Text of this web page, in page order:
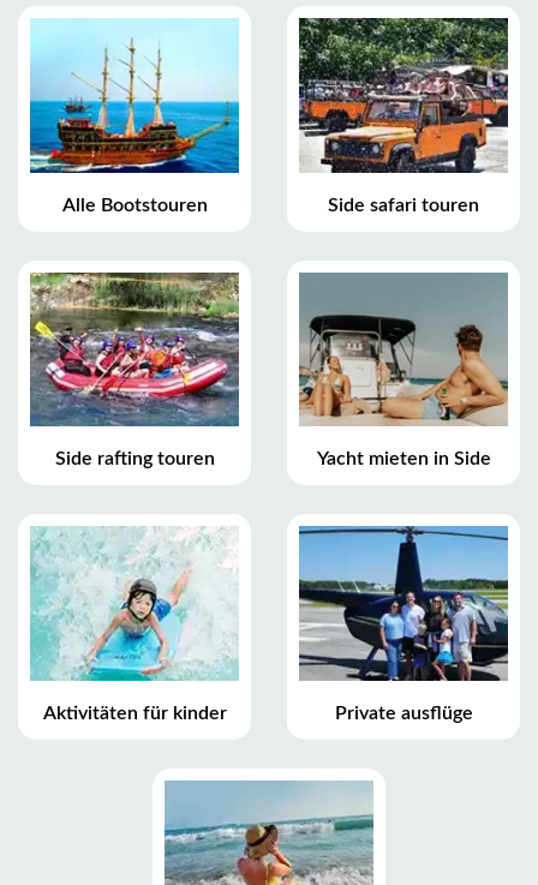
Alle Bootstouren Side safari touren
Side rafting touren Yacht mieten in Side
Aktivitäten für kinder Private ausflüge